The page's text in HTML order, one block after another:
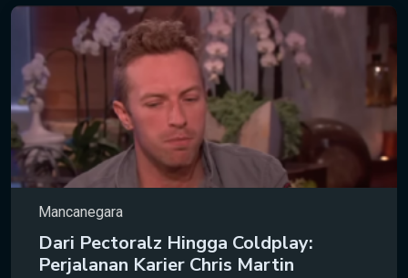
Mancanegara
Dari Pectoralz Hingga Coldplay:
Perjalanan Karier Chris Martin